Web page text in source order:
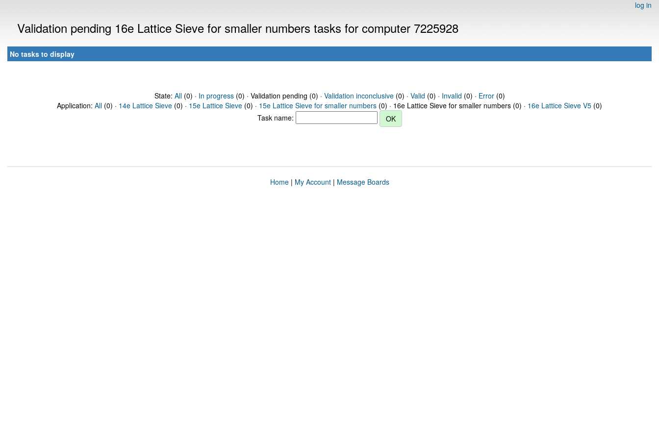
log in
Validation pending 16e Lattice Sieve for smaller numbers tasks for computer 7225928
No tasks to display
State: All(0) · In progress(0) · Validation pending (0) · Validation inconclusive(0) · Valid (0) · Invalid (0) · Error(0)
Application: All (0) · 14e Lattice Sieve (0) · 15e Lattice Sieve (0) · 15e Lattice Sieve for smaller numbers (0) · 16e Lattice Sieve for smaller numbers (0) · 16e Lattice Sieve V5 (0)
Task name:
Home| My Account| Message Boards